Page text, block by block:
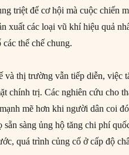
triệt để cơ hội mà cuộc chiến
xuất các loại vũ khí hiệu quả
thể chế chung.
và thị trường vẫn tiếp diễn, việc
chính trị. Các nghiên cứu cho
mẽ hơn khi người dân coi
sàng ủng hộ tăng chi phí
quá trình củng cố ở cấp độ